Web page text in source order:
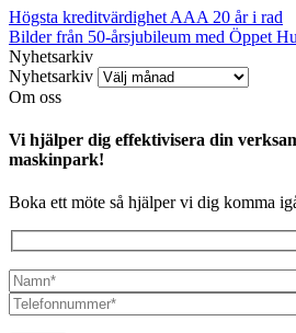
Högsta kreditvärdighet AAA 20 år i rad
Bilder från 50-årsjubileum med Öppet
Nyhetsarkiv
Nyhetsarkiv
Om oss
Vi hjälper dig effektivisera din
maskinpark!
Boka ett möte så hjälper vi dig komma